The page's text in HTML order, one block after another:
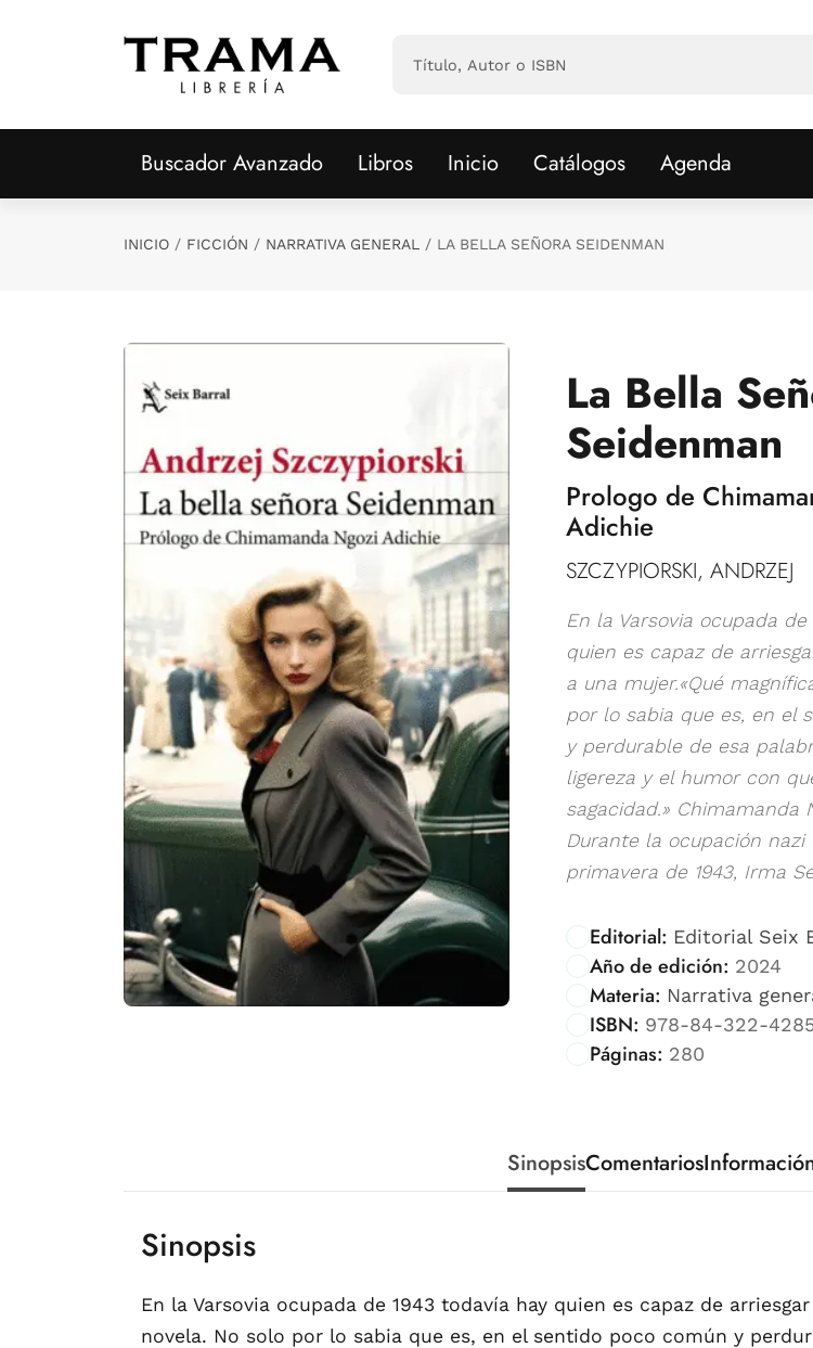
Buscador Avanzado Libros Inicio Catálogos Agenda
INICIO FICCIÓN NARRATIVA GENERAL LA BELLA SEÑORA SEIDENMAN
La Bella
Seidenman
Prologo de
Adichie
SZCZYPIORSKI, ANDRZEJ
En la Varsovia ocupada
quien es capaz de
a una mujer.«Qué
por lo sabia que es, en el
y perdurable de esa
ligereza y el humor con
sagacidad.» Chimamanda
Durante la ocupación nazi
primavera de 1943, Irma
Editorial: Editorial Seix
Año de edición: 2024
Materia: Narrativa
ISBN: 978-84-322-
Páginas: 280
SinopsisComentarios
Sinopsis
En la Varsovia ocupada de 1943 todavía hay quien es capaz de
novela. No solo por lo sabia que es, en el sentido poco común y